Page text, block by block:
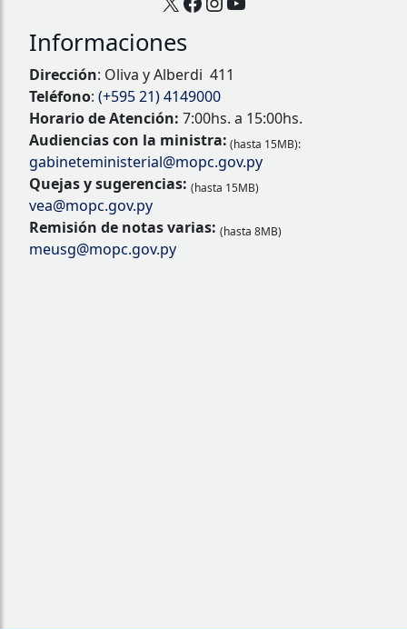
Informaciones
Dirección: Oliva y Alberdi 411
Teléfono: (+595 21) 4149000
Horario de Atención: 7:00hs. a 15:00hs.
Audiencias con la ministra: (hasta 15MB):
gabineteministerial@mopc.gov.py
Quejas y sugerencias: (hasta 15MB)
vea@mopc.gov.py
Remisión de notas varias: (hasta 8MB)
meusg@mopc.gov.py